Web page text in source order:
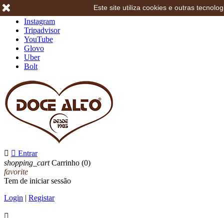
Instagram
Tripadvisor
YouTube
Glovo
Uber
Bolt
  Entrar
shopping_cart Carrinho (0)
favorite
Tem de iniciar sessão
Login | Registar

Este site utiliza cookies e outras